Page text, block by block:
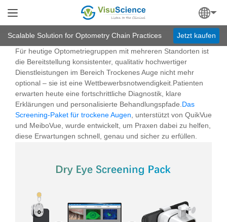
Scalable Solution for Optometry Chain Practices
Jetzt kaufen
Für heutige Optometriegruppen mit mehreren Standorten ist
die Bereitstellung konsistenter, qualitativ hochwertiger
Dienstleistungen im Bereich Trockenes Auge nicht mehr
optional – sie ist eine Wettbewerbsnotwendigkeit.Patienten
erwarten heute eine fortschrittliche Diagnostik, klare
Erklärungen und personalisierte Behandlungspfade. Das
Screening-Paket für trockene Augen , unterstützt von QuikVue
und MeiboVue, wurde entwickelt, um Praxen dabei zu helfen,
diese Erwartungen schnell, genau und sicher zu erfüllen.